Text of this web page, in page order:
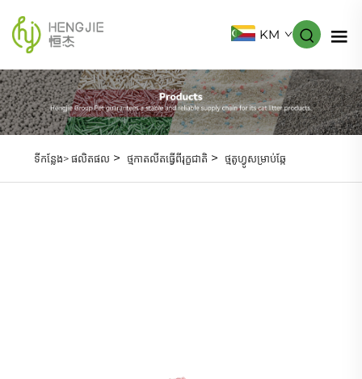
KM
ទីកន្លែង>ផលិតផល > ថ្មកាតលីតធ្វើពីរុក្ខជាតិ > ថ្មតូហ្វូសម្រាប់ឆ្កែ